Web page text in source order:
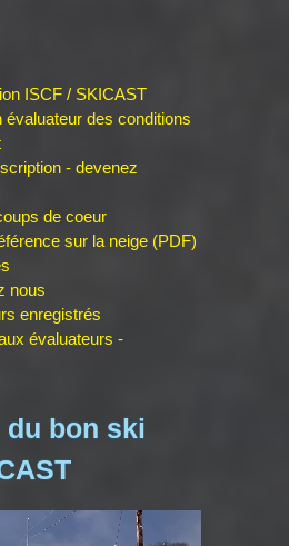
ISCF / SKICAST
évaluateur des conditions
- devenez
de coeur
sur la neige (PDF)
nous
enregistrés
évaluateurs -
bon ski